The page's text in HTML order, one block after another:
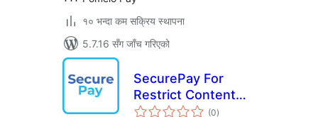
१० भन्दा कम सक्रिय स्थापना
5.7.16 सँग जाँच गरिएको
SecurePay For
Restrict Content
Pro
(0कुल
)